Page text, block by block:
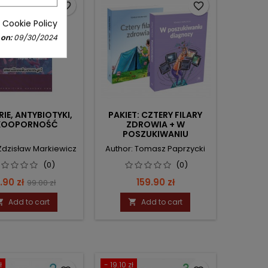
ANTYBIOTYKI,
Markiewicz
(0)
zł Regular
price
99.00 zł
Add to cart
favorite_border
PAKIET: CZTERY FILARY
ZDROWIA + W
POSZUKIWANIU
DIAGNOZY
Author: Tomasz Paprzycki
(0)
Price
159.90 zł
 Add to cart
favorite_border
- 19.10 zł
Policy
09/30/2024